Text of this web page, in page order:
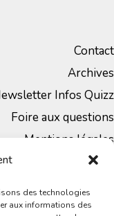
des technologies
aux informations des
Contact
Archives
Infos Quizz
Foire aux questions
Mentions légales
CGV